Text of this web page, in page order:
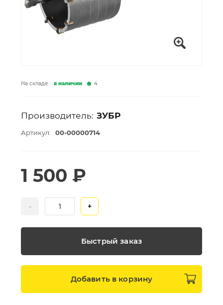
На складе: в наличии 4
Производитель: ЗУБР
Артикул: 00-00000714
- +
1 500 ₽
Быстрый заказ
Добавить в корзину